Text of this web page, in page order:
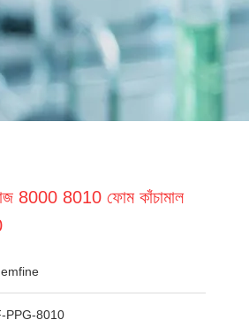
8000 8010 ফোম কাঁচামাল
PPG-8010